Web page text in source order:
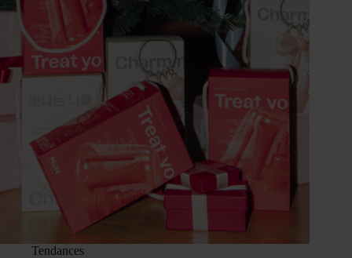
Tendances